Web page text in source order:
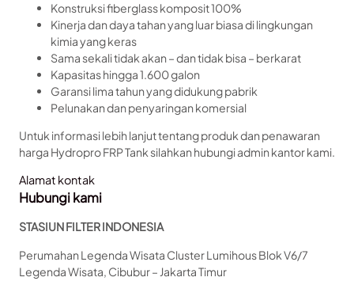
Konstruksi fiberglass komposit 100%
Kinerja dan daya tahan yang luar biasa di lingkungan
kimia yang keras
Sama sekali tidak akan – dan tidak bisa – berkarat
Kapasitas hingga 1.600 galon
Garansi lima tahun yang didukung pabrik
Pelunakan dan penyaringan komersial
Untuk informasi lebih lanjut tentang produk dan penawaran
harga Hydropro FRP Tank silahkan hubungi admin kantor kami.
Alamat kontak
Hubungi kami
STASIUN FILTER INDONESIA
Perumahan Legenda Wisata Cluster Lumihous Blok V6/7
Legenda Wisata, Cibubur – Jakarta Timur